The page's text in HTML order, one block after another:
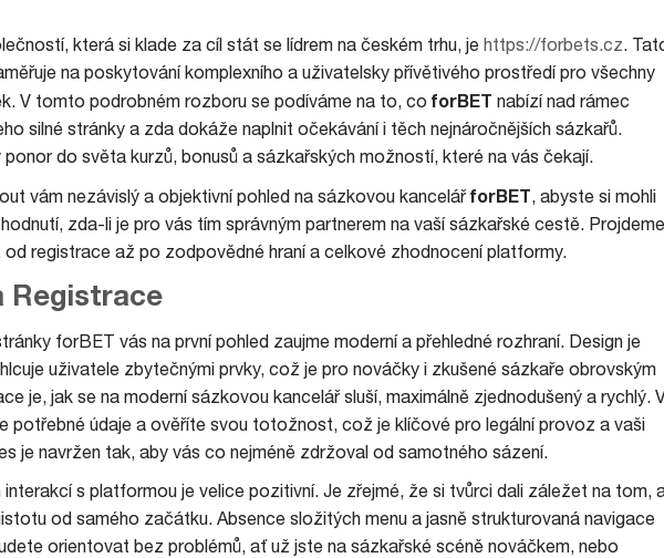
která si klade za cíl stát se lídrem na českém trhu, je https://forbets.cz.
na poskytování komplexního a uživatelsky přívětivého prostředí pro všechny
V tomto podrobném rozboru se podíváme na to, co forBET nabízí nad rámec
silné stránky a zda dokáže naplnit očekávání i těch nejnáročnějších sázkařů.
ponor do světa kurzů, bonusů a sázkařských možností, které na vás čekají.
vám nezávislý a objektivní pohled na sázkovou kancelářforBET, abyste si mohli
zda-li je pro vás tím správným partnerem na vaší sázkařské cestě.
od registrace až po zodpovědné hraní a celkové zhodnocení platformy.
Registrace
forBET vás na první pohled zaujme moderní a přehledné rozhraní. Design je
uživatele zbytečnými prvky, což je pro nováčky i zkušené sázkaře obrovským
je, jak se na moderní sázkovou kancelář sluší, maximálně zjednodušený a rychlý.
potřebné údaje a ověříte svou totožnost, což je klíčové pro legální provoz a vaši
je navržen tak, aby vás co nejméně zdržoval od samotného sázení.
s platformou je velice pozitivní. Je zřejmé, že si tvůrci dali záležet na tom,
od samého začátku. Absence složitých menu a jasně strukturovaná navigace
orientovat bez problémů, ať už jste na sázkařské scéně nováčkem, nebo